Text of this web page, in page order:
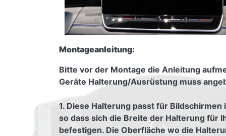
Montageanleitung:
Bitte vor der Montage die Anleitung
Geräte Halterung/Ausrüstung muss
1. Diese Halterung passt für
so dass sich die Breite der Halterung für
befestigen. Die Oberfläche wo die